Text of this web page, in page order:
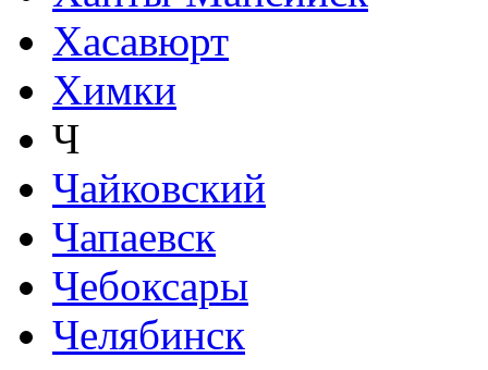
Хасавюрт
Химки
Ч
Чайковский
Чапаевск
Чебоксары
Челябинск